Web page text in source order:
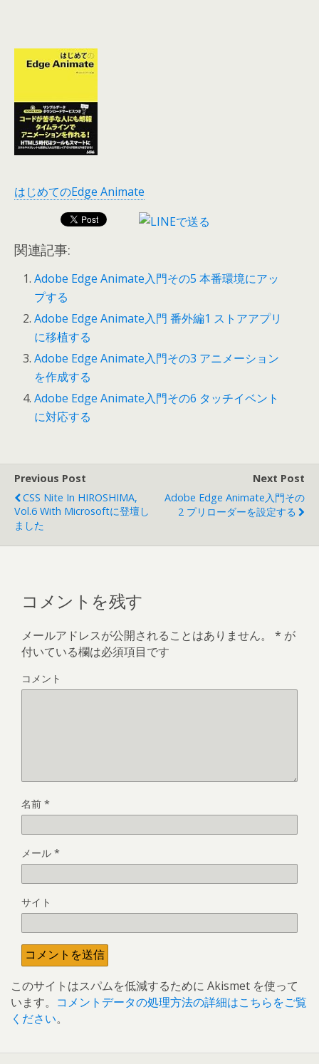
はじめてのEdge Animate
関連記事:
Adobe Edge Animate入門その5 本番環境にアッ
プする
Adobe Edge Animate入門 番外編1 ストアアプリ
に移植する
Adobe Edge Animate入門その3 アニメーション
を作成する
Adobe Edge Animate入門その6 タッチイベント
に対応する
Previous Post
CSS Nite In HIROSHIMA,
Vol.6 With Microsoftに登壇し
ました
Next Post
Adobe Edge Animate入門その
2 プリローダーを設定する
コメントを残す
メールアドレスが公開されることはありません。 * が
付いている欄は必須項目です
コメント
名前 *
メール *
サイト
このサイトはスパムを低減するために Akismet を使って
います。 コメントデータの処理方法の詳細はこちらをご覧
ください。